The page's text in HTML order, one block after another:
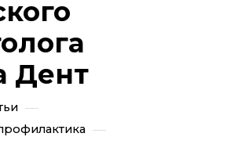
Дент
—
—